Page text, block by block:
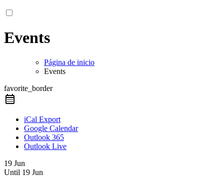
Events
Página de inicio
Events
favorite_border
iCal Export
Google Calendar
Outlook 365
Outlook Live
19 Jun
Until 19 Jun